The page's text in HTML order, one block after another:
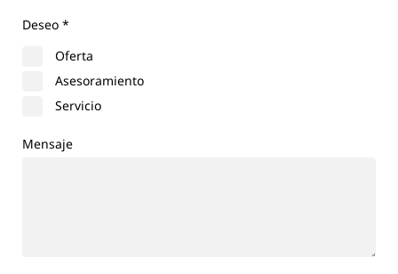
Deseo *
Oferta
Asesoramiento
Servicio
Mensaje